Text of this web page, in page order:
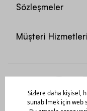
Sözleşmeler
Müşteri Hizmetleri